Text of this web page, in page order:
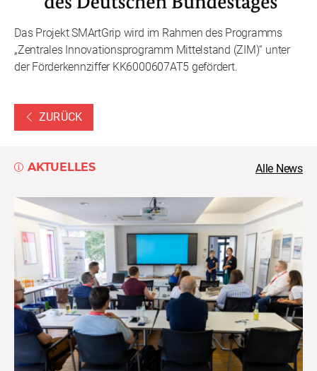
Das Projekt SMArtGrip wird im Rahmen des Programms
„Zentrales Innovationsprogramm Mittelstand (ZIM)“ unter
der Förderkennziffer KK6000607AT5 gefördert.
ZURÜCK
AKTUELLES Alle News